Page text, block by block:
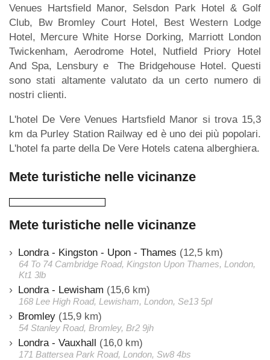
Venues Hartsfield Manor, Selsdon Park Hotel & Golf
Club, Bw Bromley Court Hotel, Best Western Lodge
Hotel, Mercure White Horse Dorking, Marriott London
Twickenham, Aerodrome Hotel, Nutfield Priory Hotel
And Spa, Lensbury e The Bridgehouse Hotel. Questi
sono stati altamente valutato da un certo numero di
nostri clienti.
L'hotel De Vere Venues Hartsfield Manor si trova 15,3
km da Purley Station Railway ed è uno dei più popolari.
L'hotel fa parte della De Vere Hotels catena alberghiera.
Mete turistiche nelle vicinanze
Mete turistiche nelle vicinanze
Londra - Kingston - Upon - Thames (12,5 km)
64 To 74 Cambridge Road, Kingston Upon Thames, London,
Kt1 3lb
Londra - Lewisham (15,6 km)
168 Lee High Road, Lewisham, London, Se13 5pl
Bromley (15,9 km)
54 Stanley Road, Bromley, Br2 9jh
Londra - Vauxhall (16,0 km)
171 Battersea Park Road, London, Sw8 4bs